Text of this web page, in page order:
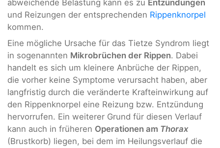
abweichende Belastung kann es zu Entzündungen
und Reizungen der entsprechenden Rippenknorpel
kommen.
Eine mögliche Ursache für das Tietze Syndrom liegt
in sogenannten Mikrobrüchen der Rippen. Dabei
handelt es sich um kleinere Anbrüche der Rippen,
die vorher keine Symptome verursacht haben, aber
langfristig durch die veränderte Krafteinwirkung auf
den Rippenknorpel eine Reizung bzw. Entzündung
hervorrufen. Ein weiterer Grund für diesen Verlauf
kann auch in früheren Operationen am Thorax
(Brustkorb) liegen, bei dem im Heilungsverlauf die